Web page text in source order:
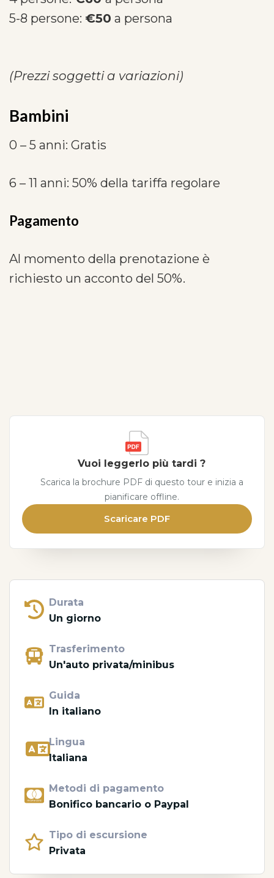
5-8 persone: €50 a persona
(Prezzi soggetti a variazioni)
Bambini
0 – 5 anni: Gratis
6 – 11 anni: 50% della tariffa regolare
Pagamento
Al momento della prenotazione è
richiesto un acconto del 50%.
Vuoi leggerlo più tardi ?
Scarica la brochure PDF di questo tour e inizia a
pianificare offline.
Scaricare PDF
Durata
Un giorno
Trasferimento
Un'auto privata/minibus
Guida
In italiano
Lingua
Italiana
Metodi di pagamento
Bonifico bancario o Paypal
Tipo di escursione
Privata